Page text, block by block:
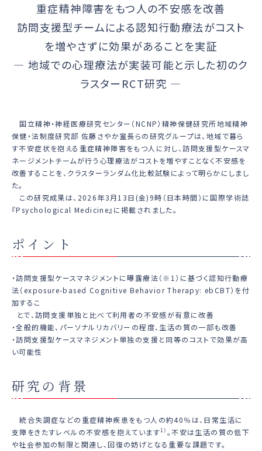
重症精神障害をもつ人の不安感を改善
訪問支援型チームによる認知行動療法がコスト
を増やさずに効果があることを実証
― 地域での心理療法が実装可能と示した初のク
ラスターRCT研究 ―
国立精神・神経医療研究センター（NCNP）精神保健研究所地域精神
保健・法制度研究部 佐藤さやか室長らの研究グループは、地域で暮ら
す不安症状を抱える重症精神障害をもつ人に対し、訪問支援型ケースマ
ネージメントチームが行う心理療法がコストを増やすことなく不安感を
改善することを、クラスターランダム化比較試験によって明らかにしまし
た。
この研究成果は、2026年3月13日(金)9時（日本時間）に国際学術誌
『Psychological Medicine』に掲載されました。
ポイント
・訪問支援型ケースマネジメントに曝露療法（※1）に基づく認知行動療
法（exposure-based Cognitive Behavior Therapy: ebCBT）を付
加するこ
とで、訪問支援単独と比べて利用者の不安感が有意に改善
・全般的機能、パーソナルリカバリーの程度、生活の質の一部も改善
・訪問支援型ケースマネジメント単独の支援と同等のコストで効果が高
い可能性
研究の背景
統合失調症などの重症精神疾患をもつ人の約40％は、日常生活に
支障をきたすレベルの不安感を抱えています1） 。不安は生活の質の低下
や社会参加の制限と関連し、回復の妨げとなる重要な課題です。